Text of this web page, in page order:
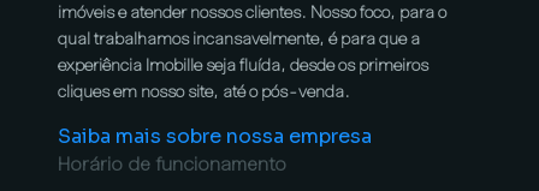
imóveis e atender nossos clientes. Nosso foco, para o
qual trabalhamos incansavelmente, é para que a
experiência Imobille seja fluída, desde os primeiros
cliques em nosso site, até o pós-venda.
Saiba mais sobre nossa empresa
Horário de funcionamento